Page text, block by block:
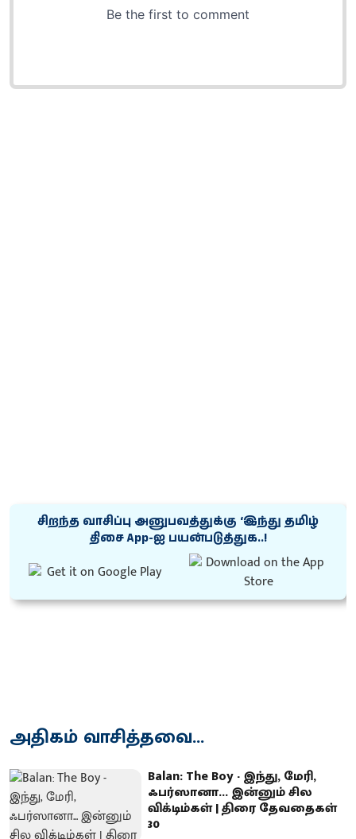
சிறந்த வாசிப்பு அனுபவத்துக்கு ‘இந்து தமிழ்
திசை App-ஐ பயன்படுத்துக..!
அதிகம் வாசித்தவை...
Balan: The Boy - இந்து, மேரி,
ஃபர்ஸானா... இன்னும் சில
விக்டிம்கள் | திரை தேவதைகள்
30